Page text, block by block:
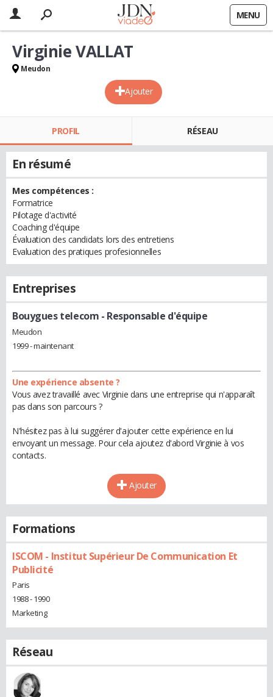
MENU
Ajouter
Virginie VALLAT
Meudon
PROFIL RÉSEAU
En résumé
Mes compétences :
Formatrice
Pilotage d'activité
Coaching d'équipe
Évaluation des candidats lors des entretiens
Evaluation des pratiques profesionnelles
Entreprises
Bouygues telecom - Responsable d'équipe
Meudon
1999 - maintenant
Une expérience absente ?
Vous avez travaillé avec Virginie dans une entreprise qui n'apparaît
pas dans son parcours ?
N'hésitez pas à lui suggérer d'ajouter cette expérience en lui
envoyant un message. Pour cela ajoutez d'abord Virginie à vos
contacts.
Ajouter
Formations
ISCOM - Institut Supérieur De Communication Et
Publicité
Paris
1988 - 1990
Marketing
Réseau